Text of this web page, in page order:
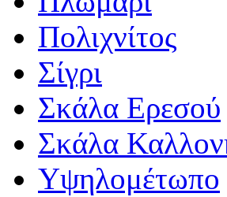
Πολιχνίτος
Σίγρι
Σκάλα Ερεσού
Σκάλα
Υψηλομέτωπο